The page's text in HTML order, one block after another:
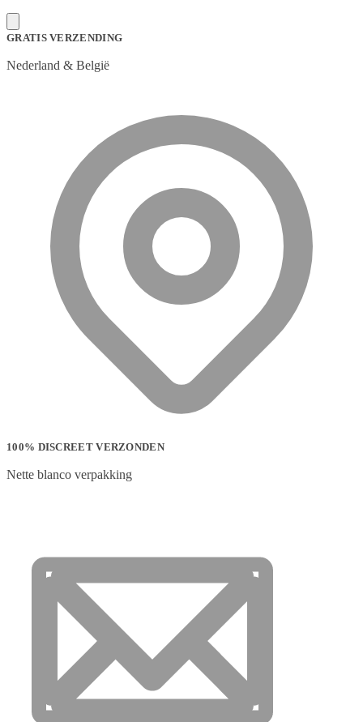
GRATIS VERZENDING
Nederland & België
100% DISCREET VERZONDEN
Nette blanco verpakking